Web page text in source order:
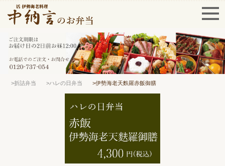
>折詰弁当 >ハレの日弁当 >伊勢海老天麩羅赤飯御膳